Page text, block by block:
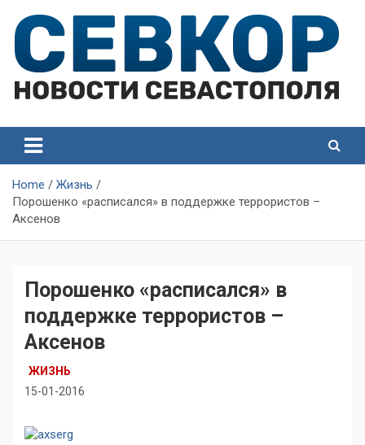
content
Севастополя
Севастополя
Home
Жизнь
Порошенко «расписался» в поддержке террористов –
Аксенов
Порошенко «расписался» в
поддержке террористов –
Аксенов
ЖИЗНЬ
15-01-2016